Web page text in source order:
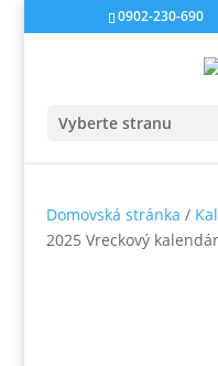
0902-230-690
Vyberte stranu
Domovská stránka /
2025 Vreckový kalendár